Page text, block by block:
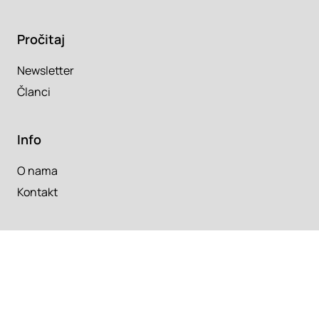
Pročitaj
Newsletter
Članci
Info
O nama
Kontakt